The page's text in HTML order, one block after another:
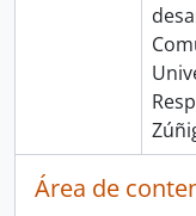
Área de